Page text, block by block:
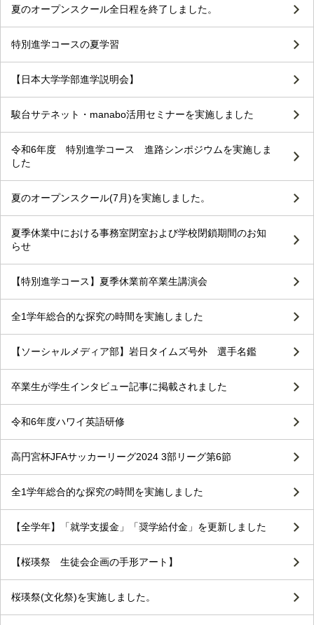
夏のオープンスクール全日程を終了しました。
特別進学コースの夏学習
【日本大学学部進学説明会】
駿台サテネット・manabo活用セミナーを実施しました
令和6年度 特別進学コース 進路シンポジウムを実施しま
した
夏のオープンスクール(7月)を実施しました。
夏季休業中における事務室閉室および学校閉鎖期間のお知
らせ
【特別進学コース】夏季休業前卒業生講演会
全1学年総合的な探究の時間を実施しました
【ソーシャルメディア部】岩日タイムズ号外 選手名鑑
卒業生が学生インタビュー記事に掲載されました
令和6年度ハワイ英語研修
高円宮杯JFAサッカーリーグ2024 3部リーグ第6節
全1学年総合的な探究の時間を実施しました
【全学年】「就学支援金」「奨学給付金」を更新しました
【桜瑛祭 生徒会企画の手形アート】
桜瑛祭(文化祭)を実施しました。